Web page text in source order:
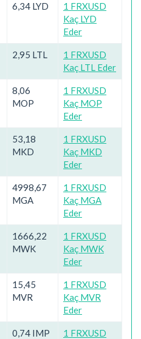
6,34 LYD
1 FRXUSD
Kaç LYD
Eder
2,95 LTL
1 FRXUSD
Kaç LTL Eder
8,06
MOP
1 FRXUSD
Kaç MOP
Eder
53,18
MKD
1 FRXUSD
Kaç MKD
Eder
4998,67
MGA
1 FRXUSD
Kaç MGA
Eder
1666,22
MWK
1 FRXUSD
Kaç MWK
Eder
15,45
MVR
1 FRXUSD
Kaç MVR
Eder
0,74 IMP
1 FRXUSD